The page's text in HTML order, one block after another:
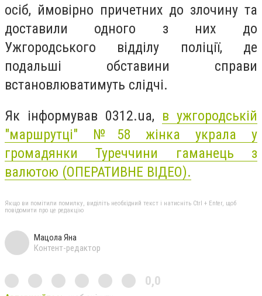
осіб, ймовірно причетних до злочину та
доставили одного з них до
Ужгородського відділу поліції, де
подальші обставини справи
встановлюватимуть слідчі.
Як інформував 0312.ua, в ужгородській
"маршрутці" №58 жінка украла у
громадянки Туреччини гаманець з
валютою (ОПЕРАТИВНЕ ВІДЕО).
Якщо ви помітили помилку, виділіть необхідний текст і натисніть Ctrl + Enter, щоб
повідомити про це редакцію
Мацола Яна
Контент-редактор
0,0